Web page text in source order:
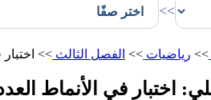
>>
>> رياضيات >> الفصل الثالث >>
اختبار في الأنماط